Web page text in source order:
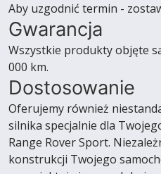
Aby uzgodnić termin -
Gwarancja
Wszystkie produkty objęte
000 km.
Dostosowanie
Oferujemy również
silnika specjalnie dla
Range Rover Sport.
konstrukcji Twojego